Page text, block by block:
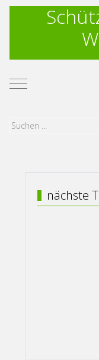
Mobile Menu Toggle
nächste